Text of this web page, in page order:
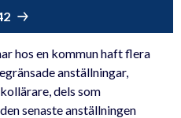
hos en kommun haft flera
anställningar,
dels som
senaste anställningen